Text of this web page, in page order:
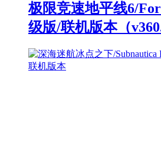
极限竞速地平线6/
级版/联机版本（